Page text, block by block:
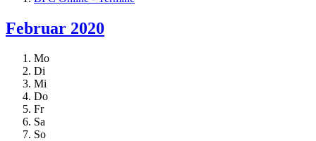
Februar 2020
Mo
Di
Mi
Do
Fr
Sa
So